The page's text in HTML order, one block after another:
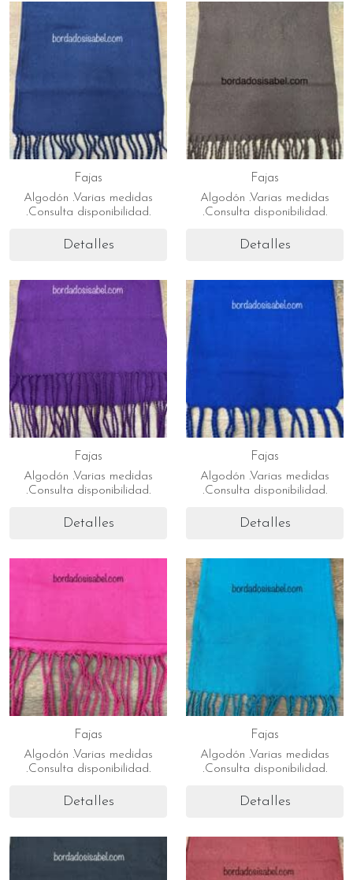
Fajas
Algodón .Varias medidas
.Consulta disponibilidad.
Detalles
Fajas
Algodón .Varias medidas
.Consulta disponibilidad.
Detalles
Fajas
Algodón .Varias medidas
.Consulta disponibilidad.
Detalles
Fajas
Algodón .Varias medidas
.Consulta disponibilidad.
Detalles
Fajas
Algodón .Varias medidas
.Consulta disponibilidad.
Detalles
Fajas
Algodón .Varias medidas
.Consulta disponibilidad.
Detalles